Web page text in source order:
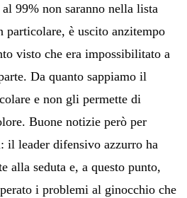
99% non saranno nella lista
particolare, è uscito anzitempo
visto che era impossibilitato a
Da quanto sappiamo il
e non gli permette di
Buone notizie però per
il leader difensivo azzurro ha
alla seduta e, a questo punto,
i problemi al ginocchio che